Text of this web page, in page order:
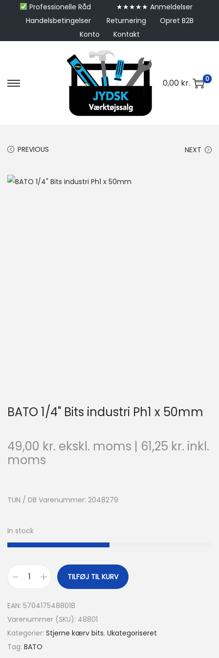
Professionelle Råd
★★★★★ Anmeldelser
Handelsbetingelser
Returnering
Opret B2B
Konto
Kontakt
0,00 kr. 0
PREVIOUS NEXT
BATO 1/4" Bits industri Ph1 x 50mm
49,00 kr. ekskl. moms | 61,25 kr. inkl.
moms
TUN / DB Varenummer: 2048279
In stock
TILFØJ TIL KURV
EAN: 5704175488018
Varenummer (SKU): 48801
Kategorier: Stjerne kærv bits, Ukategoriseret
Tag: BATO